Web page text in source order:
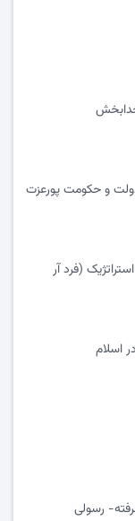
دولت و حکومت پورعزت
(فرد آر
اسلام